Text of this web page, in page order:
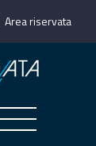
Area riservata